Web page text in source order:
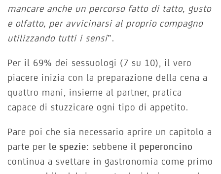
mancare anche un percorso fatto di tatto, gusto
e olfatto, per avvicinarsi al proprio compagno
utilizzando tutti i sensi”.
Per il 69% dei sessuologi (7 su 10), il vero
piacere inizia con la preparazione della cena a
quattro mani, insieme al partner, pratica
capace di stuzzicare ogni tipo di appetito.
Pare poi che sia necessario aprire un capitolo a
parte per le spezie: sebbene il peperoncino
continua a svettare in gastronomia come primo